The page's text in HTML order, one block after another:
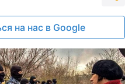
на нас в Google